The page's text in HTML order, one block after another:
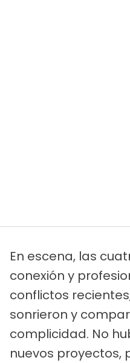
En escena, las
conexión y
conflictos
sonrieron y
complicidad. No
nuevos proyectos,